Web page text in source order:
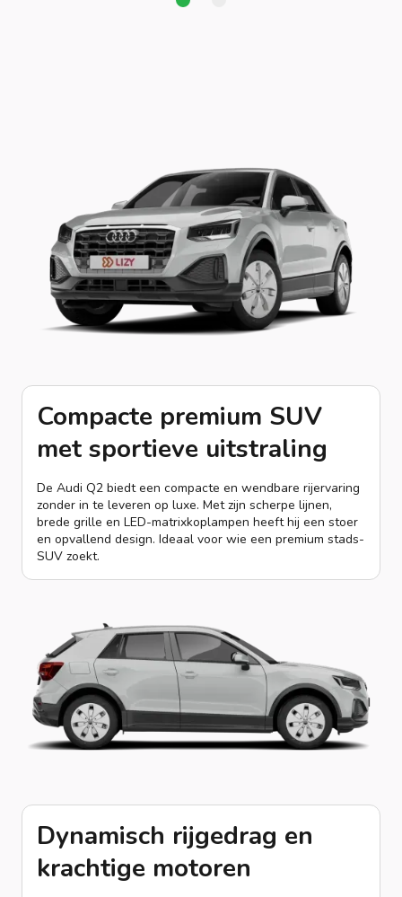
Compacte premium SUV
met sportieve uitstraling
De Audi Q2 biedt een compacte en wendbare rijervaring
zonder in te leveren op luxe. Met zijn scherpe lijnen,
brede grille en LED-matrixkoplampen heeft hij een stoer
en opvallend design. Ideaal voor wie een premium stads-
SUV zoekt.
Dynamisch rijgedrag en
krachtige motoren